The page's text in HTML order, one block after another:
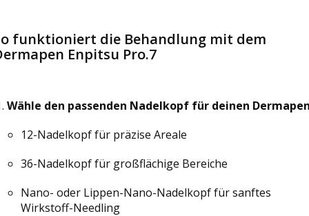
funktioniert die Behandlung mit dem
Enpitsu Pro.7
Wähle den passenden Nadelkopf für deinen
12-Nadelkopf für präzise Areale
36-Nadelkopf für großflächige Bereiche
Nano- oder Lippen-Nano-Nadelkopf für sanftes
Wirkstoff-Needling